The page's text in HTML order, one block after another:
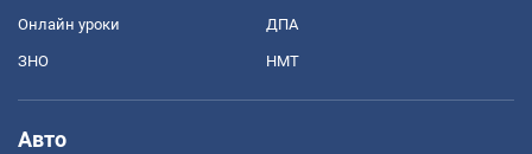
Онлайн уроки ДПА
ЗНО НМТ
Авто